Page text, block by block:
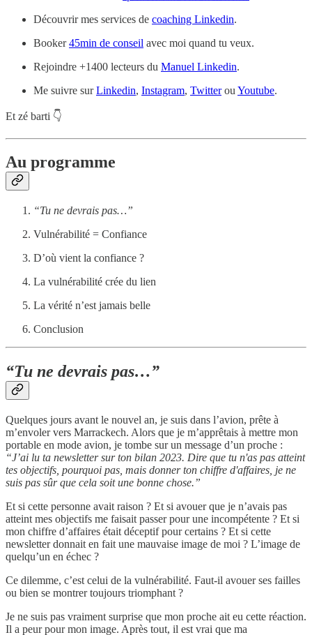
Découvrir mes services de coaching Linkedin.
Booker45min de conseil avec moi quand tu veux.
Rejoindre +1400 lecteurs du Manuel Linkedin.
Me suivre surLinkedin, Instagram, Twitterou Youtube.
Et zé barti 👇
Au programme
“Tu ne devrais pas…”
Vulnérabilité = Confiance
D’où vient la confiance ?
La vulnérabilité crée du lien
La vérité n’est jamais belle
Conclusion
“Tu ne devrais pas…”
Quelques jours avant le nouvel an, je suis dans l’avion, prête à
m’envoler vers Marrackech. Alors que je m’apprêtais à mettre mon
portable en mode avion, je tombe sur un message d’un proche :
“J’ai lu ta newsletter sur ton bilan 2023. Dire que tu n'as pas atteint
tes objectifs, pourquoi pas, mais donner ton chiffre d'affaires, je ne
suis pas sûr que cela soit une bonne chose.”
Et si cette personne avait raison ? Et si avouer que je n’avais pas
atteint mes objectifs me faisait passer pour une incompétente ? Et si
mon chiffre d’affaires était déceptif pour certains ? Et si cette
newsletter donnait en fait une mauvaise image de moi ? L’image de
quelqu’un en échec ?
Ce dilemme, c’est celui de la vulnérabilité. Faut-il avouer ses failles
ou bien se montrer toujours triomphant ?
Je ne suis pas vraiment surprise que mon proche ait eu cette réaction.
Il a peur pour mon image. Après tout, il est vrai que ma